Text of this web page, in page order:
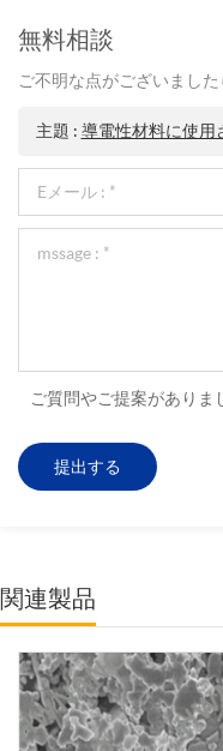
無料相談
ご不明な点がございまし
主題 : 導電性材料に使用
ご質問やご提案がありま
関連製品